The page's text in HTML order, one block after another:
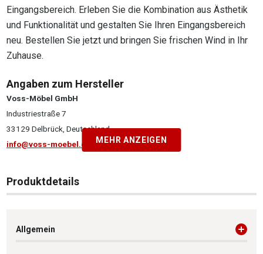
Eingangsbereich. Erleben Sie die Kombination aus Ästhetik
und Funktionalität und gestalten Sie Ihren Eingangsbereich
neu. Bestellen Sie jetzt und bringen Sie frischen Wind in Ihr
Zuhause.
Angaben zum Hersteller
Voss-Möbel GmbH
Industriestraße 7
33129 Delbrück, Deutschland
info@voss-moebel.de
MEHR ANZEIGEN
Produktdetails
Allgemein